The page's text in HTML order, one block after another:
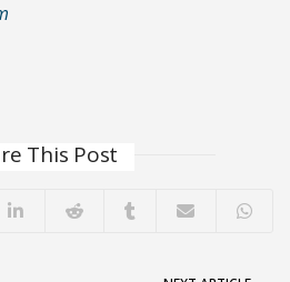
This Post